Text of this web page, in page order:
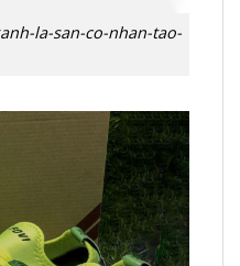
la-san-co-nhan-tao-